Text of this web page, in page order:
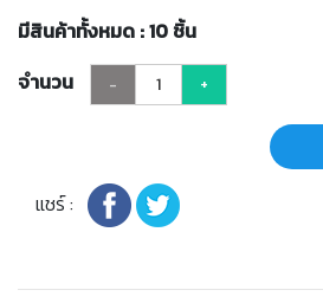
มีสินค้าทั้งหมด : 10 ชิ้น
จำนวน
- +
แชร์ :